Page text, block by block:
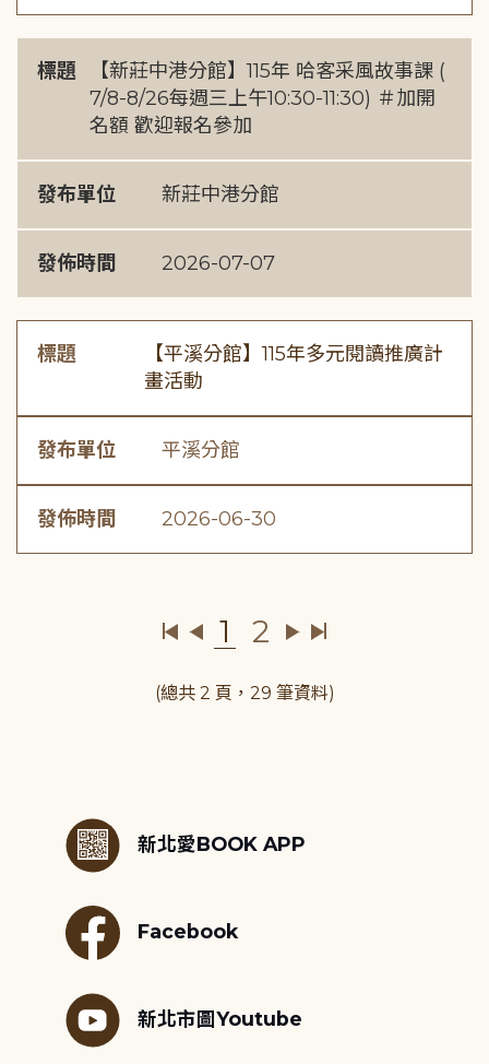
標題
【新莊中港分館】115年 哈客采風故事課 (
7/8-8/26每週三上午10:30-11:30) ＃加開
名額 歡迎報名參加
發布單位 新莊中港分館
發佈時間 2026-07-07
標題
【平溪分館】115年多元閱讀推廣計
畫活動
發布單位 平溪分館
發佈時間 2026-06-30
1 2
(總共 2 頁，29 筆資料)
新北愛BOOK APP
Facebook
新北市圖Youtube